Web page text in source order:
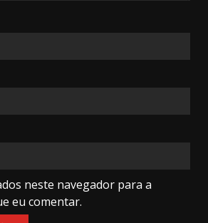
neste navegador para a
eu comentar.